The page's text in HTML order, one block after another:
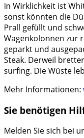
In Wirklichkeit ist
sonst könnten die
Prall gefüllt und
Wagenkolonnen zur
geparkt und
Steak. Derweil
surfing. Die Wüste
Mehr Informationen:
Sie benötigen
Melden Sie sich bei